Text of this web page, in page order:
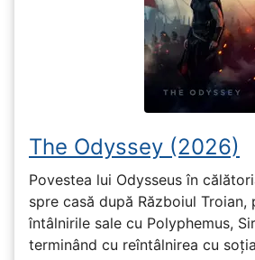
The Odyssey (2026)
Povestea lui Odysseus în
spre casă după Războiul Troian,
întâlnirile sale cu Polyphemus,
terminând cu reîntâlnirea cu